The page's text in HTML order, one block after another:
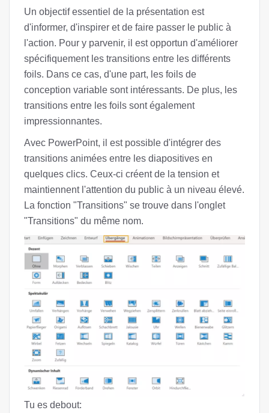
Un objectif essentiel de la présentation est
d'informer, d'inspirer et de faire passer le public à
l'action. Pour y parvenir, il est opportun d'améliorer
spécifiquement les transitions entre les différents
foils. Dans ce cas, d'une part, les foils de
conception variable sont intéressants. De plus, les
transitions entre les foils sont également
impressionnantes.
Avec PowerPoint, il est possible d'intégrer des
transitions animées entre les diapositives en
quelques clics. Ceux-ci créent de la tension et
maintiennent l'attention du public à un niveau élevé.
La fonction "Transitions" se trouve dans l'onglet
"Transitions" du même nom.
Tu es debout: